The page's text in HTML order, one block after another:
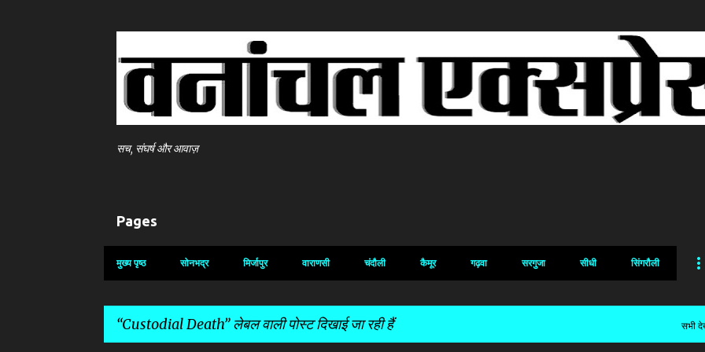
सच, संघर्ष और आवाज़
Pages
मुख्य पृष्ठ सोनभद्र मिर्जापुर वाराणसी चंदौली कैमूर गढ़वा सरगुजा सीधी सिंगरौली
Custodial Death लेबल वाली पोस्ट दिखाई जा रही हैं सभी